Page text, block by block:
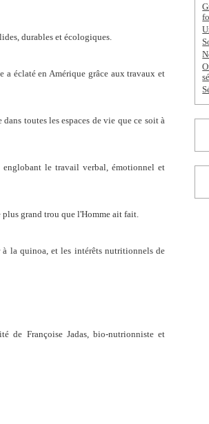
durables et écologiques.
a éclaté en Amérique grâce aux travaux et
toutes les espaces de vie que ce soit à
le travail verbal, émotionnel et
grand trou que l'Homme ait fait.
à la quinoa, et les intérêts nutritionnels de
de Françoise Jadas, bio-nutrionniste et